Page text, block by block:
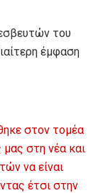
του
έμφαση
στον τομέα
μας στη νέα και
να είναι
έτσι στην